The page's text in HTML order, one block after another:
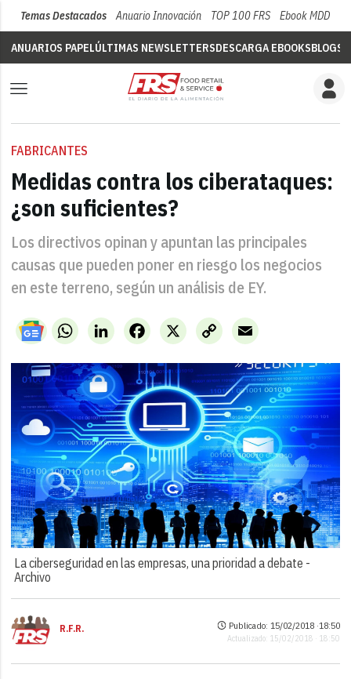
Temas Destacados Anuario Innovación TOP 100 FRS Ebook MDD
ANUARIOS PAPELÚLTIMAS NEWSLETTERSDESCARGA EBOOKSBLOGS
FABRICANTES
Medidas contra los ciberataques:
¿son suficientes?
Los directivos opinan y apuntan las principales
causas que pueden poner en riesgo los negocios
en este terreno, según un análisis de EY.
WhatsAppLinkedIn X
Facebook
Copy
Link
Email
La ciberseguridad en las empresas, una prioridad a debate -
Archivo
R.F.R. Publicado: 15/02/2018 ·18:50
Actualizado: 15/02/2018 · 18:50